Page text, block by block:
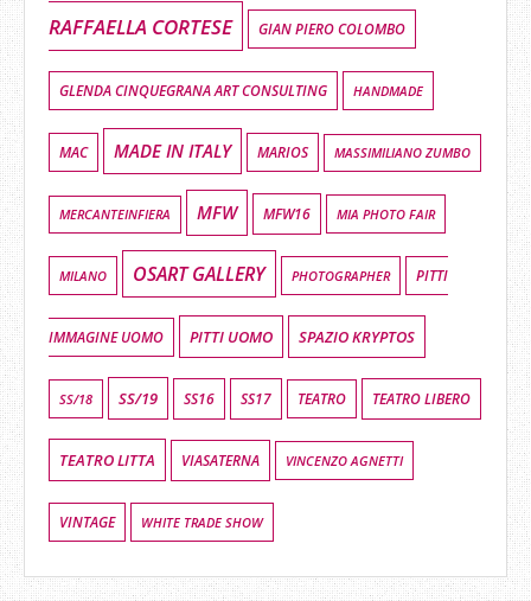
RAFFAELLA CORTESE GIAN PIERO COLOMBO
GLENDA CINQUEGRANA ART CONSULTING HANDMADE
MAC MADE IN ITALY MARIOS MASSIMILIANO ZUMBO
MERCANTEINFIERA MFW MFW16 MIA PHOTO FAIR
MILANO OSART GALLERY PHOTOGRAPHER PITTI
IMMAGINE UOMO PITTI UOMO SPAZIO KRYPTOS
SS/18 SS/19 SS16 SS17 TEATRO TEATRO LIBERO
TEATRO LITTA VIASATERNA VINCENZO AGNETTI
VINTAGE WHITE TRADE SHOW